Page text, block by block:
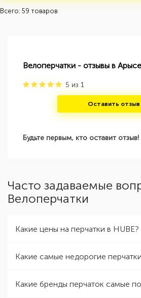
Всего: 59 товаров
Велоперчатки - отзывы в Арысе
5 из 1
Оставить отзыв
Будьте первым, кто оставит отзыв!
Часто задаваемые
Велоперчатки
Какие цены на перчатки в HUBE?
Какие самые недорогие
Какие бренды перчаток самые